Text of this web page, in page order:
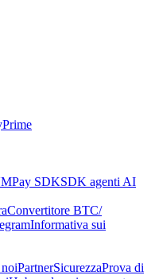
Prime
Pay SDKSDK agenti AI
Convertitore BTC/
Informativa sui
PartnerSicurezzaProva di